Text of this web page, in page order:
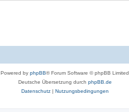
Powered by phpBB® Forum Software © phpBB Limited
Deutsche Übersetzung durch phpBB.de
Datenschutz| Nutzungsbedingungen